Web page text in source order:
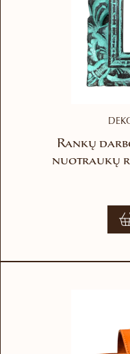
Rankų
nuotraukų